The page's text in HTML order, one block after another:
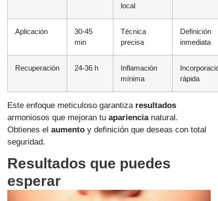
local
Aplicación
30-45
min
Técnica
precisa
Definición
inmediata
Recuperación 24-36 h
Inflamación
mínima
rápida
Este enfoque meticuloso garantiza resultados
armoniosos que mejoran tu apariencianatural.
Obtienes el aumento y definición que deseas con total
seguridad.
Resultados que puedes
esperar